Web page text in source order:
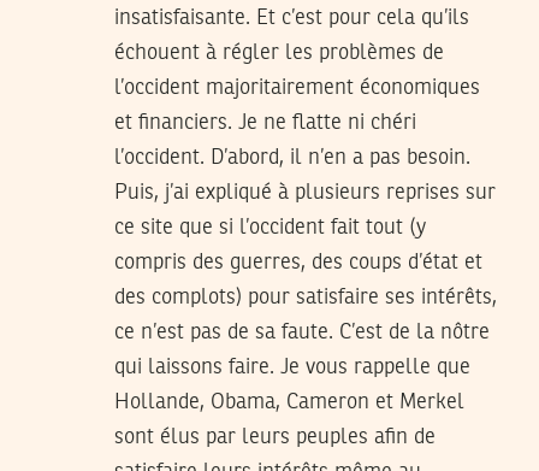
insatisfaisante. Et c’est pour cela qu’ils
échouent à régler les problèmes de
l’occident majoritairement économiques
et financiers. Je ne flatte ni chéri
l’occident. D’abord, il n’en a pas besoin.
Puis, j’ai expliqué à plusieurs reprises sur
ce site que si l’occident fait tout (y
compris des guerres, des coups d’état et
des complots) pour satisfaire ses intérêts,
ce n’est pas de sa faute. C’est de la nôtre
qui laissons faire. Je vous rappelle que
Hollande, Obama, Cameron et Merkel
sont élus par leurs peuples afin de